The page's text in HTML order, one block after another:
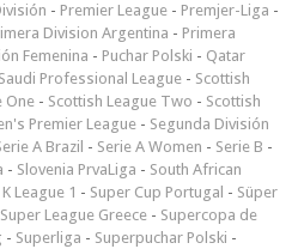
- Premier League - Premjer-Liga -
Division Argentina - Primera
Femenina - Puchar Polski - Qatar
Saudi Professional League - Scottish
One - Scottish League Two - Scottish
Premier League - Segunda División
A Brazil - Serie A Women - Serie B -
- Slovenia PrvaLiga - South African
League 1 - Super Cup Portugal - Süper
Super League Greece - Supercopa de
- Superliga - Superpuchar Polski -